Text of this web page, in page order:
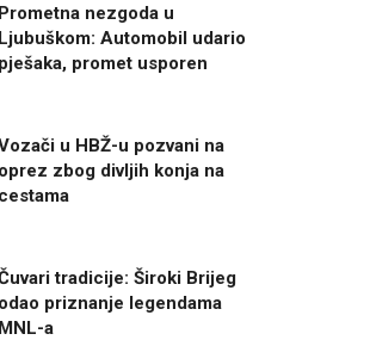
Prometna nezgoda u
Ljubuškom: Automobil udario
pješaka, promet usporen
u HBŽ-u pozvani na
oprez zbog divljih konja na
cestama
tradicije: Široki Brijeg
odao priznanje legendama
MNL-a